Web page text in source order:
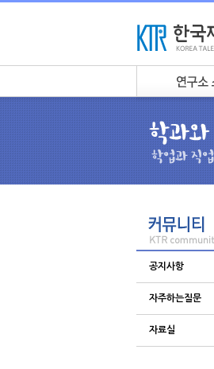
공지사항
자주하는질문
자료실